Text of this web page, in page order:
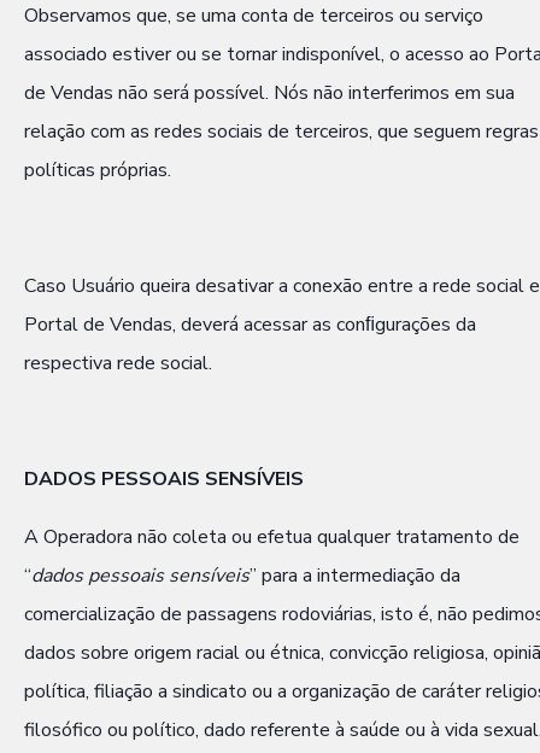
Observamos que, se uma conta de terceiros ou serviço
associado estiver ou se tornar indisponível, o acesso ao
de Vendas não será possível. Nós não interferimos em sua
relação com as redes sociais de terceiros, que seguem
políticas próprias.
Caso Usuário queira desativar a conexão entre a rede social
Portal de Vendas, deverá acessar as conﬁgurações da
respectiva rede social.
DADOS PESSOAIS SENSÍVEIS
A Operadora não coleta ou efetua qualquer tratamento de
“dados pessoais sensíveis” para a intermediação da
comercialização de passagens rodoviárias, isto é, não
dados sobre origem racial ou étnica, convicção religiosa,
política, filiação a sindicato ou a organização de caráter
filosófico ou político, dado referente à saúde ou à vida